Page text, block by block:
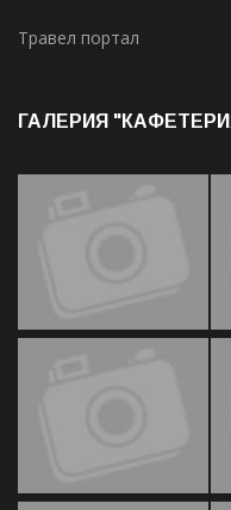
Травел портал
ГАЛЕРИЯ